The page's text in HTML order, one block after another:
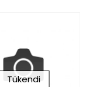
Tükendi